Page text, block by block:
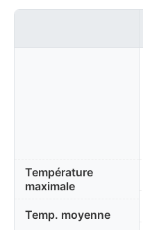
Température
maximale
Temp. moyenne